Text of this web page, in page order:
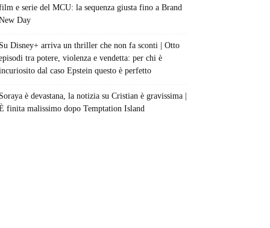
e serie del MCU: la sequenza giusta fino a Brand
Day
Su Disney+ arriva un thriller che non fa sconti | Otto
tra potere, violenza e vendetta: per chi è
dal caso Epstein questo è perfetto
Soraya è devastana, la notizia su Cristian è gravissima |
finita malissimo dopo Temptation Island